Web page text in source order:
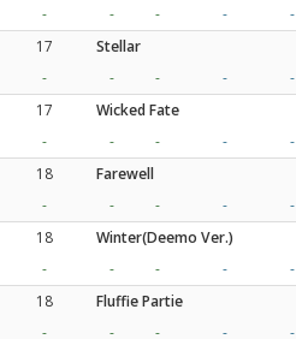
-
- - - -
17
Stellar
-
- - - -
17
Wicked Fate
-
- - - -
18
Farewell
-
- - - -
18
Winter(Deemo Ver.)
-
- - - -
18
Fluffie Partie
-
- - - -